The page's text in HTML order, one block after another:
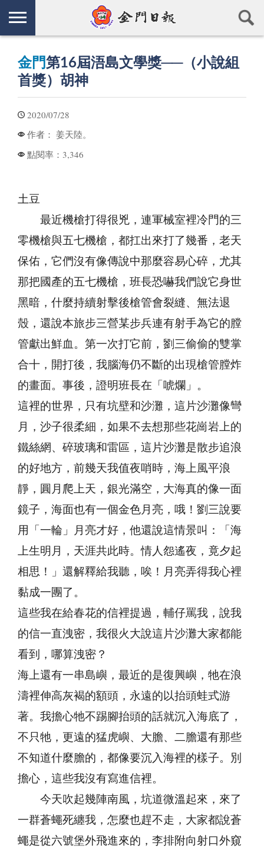
金門第16屆浯島文學獎──（小說組
首獎）胡神
2020/07/28
作者： 姜天陸。
點閱率： 3,346
土豆
最近機槍打得很兇，連軍械室裡冷門的三
零機槍與五七機槍，都扛出來打了幾番，老天
保佑，它們沒有像傳說中那麼容易心碎，尤其
那把國產的五七機槍，班長恐嚇我們說它身世
黑暗，什麼持續射擊後槍管會裂縫、無法退
殼，還說本旅步三營某步兵連有射手為它的膛
管獻出鮮血。第一次打它前，劉三偷偷的雙掌
合十，開打後，我腦海仍不斷的出現槍管膛炸
的畫面。事後，證明班長在「唬爛」。
這裡的世界，只有坑壁和沙灘，這片沙灘像彎
月，沙子很柔細，如果不去想那些花崗岩上的
鐵絲網、碎玻璃和雷區，這片沙灘是散步追浪
的好地方，前幾天我值夜哨時，海上風平浪
靜，圓月爬上天，銀光滿空，大海真的像一面
鏡子，海面也有一個金色月亮，哦！劉三說要
用「一輪」月亮才好，他還說這情景叫：「海
上生明月，天涯共此時。情人怨遙夜，竟夕起
相思！」還解釋給我聽，唉！月亮弄得我心裡
黏成一團了。
這些我在給春花的信裡提過，輔仔罵我，說我
的信一直洩密，我很火大說這片沙灘大家都能
看到，哪算洩密？
海上還有一串島嶼，最近的是復興嶼，牠在浪
濤裡伸高灰褐的額頭，永遠的以抬頭蛙式游
著。我擔心牠不踢腳抬頭的話就沉入海底了，
不只牠，更遠的猛虎嶼、大膽、二膽還有那些
不知道什麼膽的，都像要沉入海裡的樣子。別
擔心，這些我沒有寫進信裡。
今天吹起幾陣南風，坑道微溫起來，來了
一群蒼蠅死纏我，怎麼也趕不走，大家都說蒼
蠅是從六號堡外飛進來的，李排附向射口外窺